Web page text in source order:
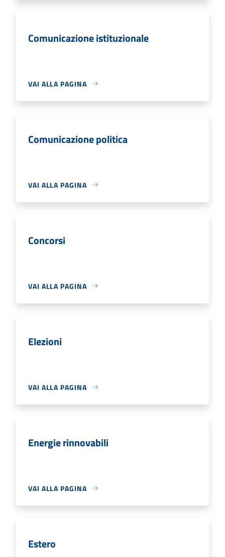
Comunicazione istituzionale
VAI ALLA PAGINA
Comunicazione politica
VAI ALLA PAGINA
Concorsi
VAI ALLA PAGINA
Elezioni
VAI ALLA PAGINA
Energie rinnovabili
VAI ALLA PAGINA
Estero